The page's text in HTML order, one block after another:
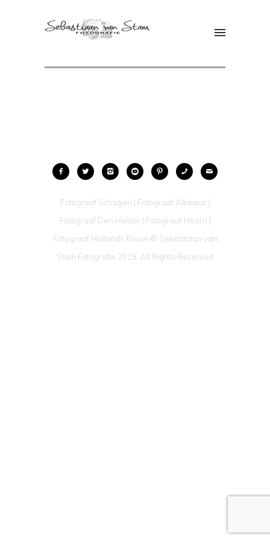
Fotograaf Schagen | Fotograaf Alkmaar |
Fotograaf Den Helder | Fotograaf Hoorn |
Fotograaf Hollands Kroon © Sebastiaan van
Stam Fotografie 2019. All Rights Reserved